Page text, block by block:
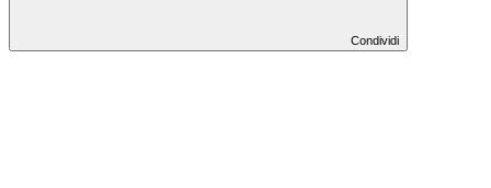
Condividi